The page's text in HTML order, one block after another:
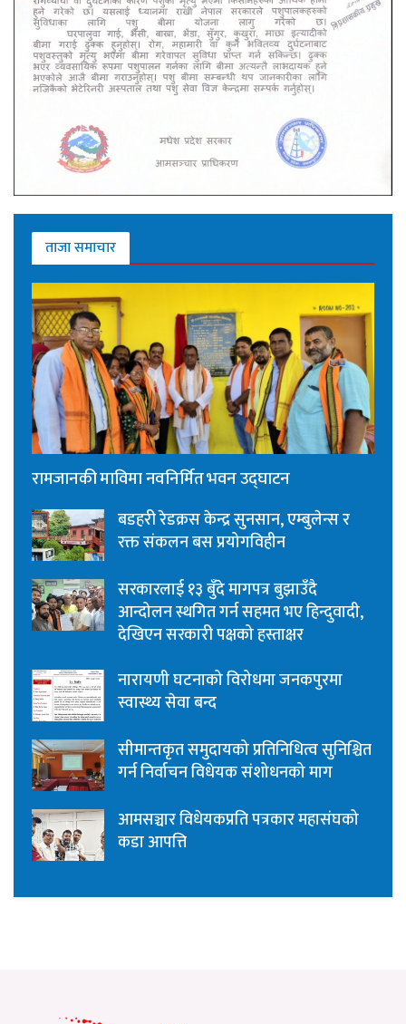
ताजा समाचार
रामजानकी माविमा नवनिर्मित भवन उद्घाटन
बडहरी रेडक्रस केन्द्र सुनसान, एम्बुलेन्स र
रक्त संकलन बस प्रयोगविहीन
सरकारलाई १३ बुँदे मागपत्र बुझाउँदै
आन्दोलन स्थगित गर्न सहमत भए हिन्दुवादी,
देखिएन सरकारी पक्षको हस्ताक्षर
नारायणी घटनाको विरोधमा जनकपुरमा
स्वास्थ्य सेवा बन्द
सीमान्तकृत समुदायको प्रतिनिधित्व सुनिश्चित
गर्न निर्वाचन विधेयक संशोधनको माग
आमसञ्चार विधेयकप्रति पत्रकार महासंघको
कडा आपत्ति